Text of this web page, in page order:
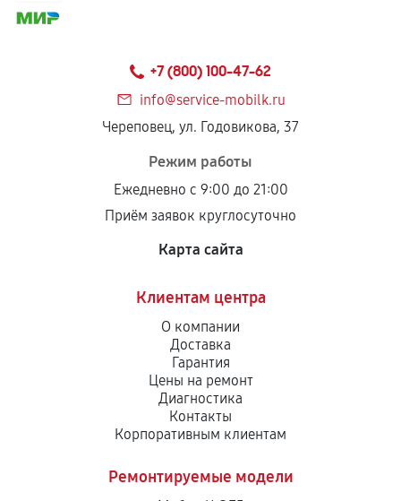
+7 (800) 100-47-62
info@service-mobilk.ru
Череповец, ул. Годовикова, 37
Режим работы
Ежедневно с 9:00 до 21:00
Приём заявок круглосуточно
Карта сайта
Клиентам центра
О компании
Доставка
Гарантия
Цены на ремонт
Диагностика
Контакты
Корпоративным клиентам
Ремонтируемые модели